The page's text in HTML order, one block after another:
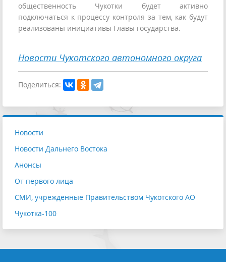
общественность Чукотки будет активно
подключаться к процессу контроля за тем, как будут
реализованы инициативы Главы государства.
Новости Чукотского автономного округа
Поделиться:
Новости
Новости Дальнего Востока
Анонсы
От первого лица
СМИ, учрежденные Правительством Чукотского АО
Чукотка-100